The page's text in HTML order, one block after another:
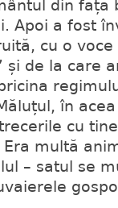
din fața
Apoi a fost
cu o
și de la care
în
cu
multă
– satul se